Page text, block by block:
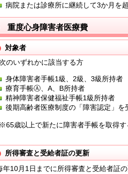
病院または診療所に継続して3か月を
重度心身障害者医療費
対象者
のいずれかに該当する方
身体障害者手帳1級、2級、3級所持者
療育手帳Ⓐ、A、B所持者
精神障害者保健福祉手帳1級所持者
後期高齢者医療制度の「障害認定」を
歳以上で新たに障害者手帳を取得す
所得審査と受給者証の更新
年10月1日までに所得審査と受給者証の